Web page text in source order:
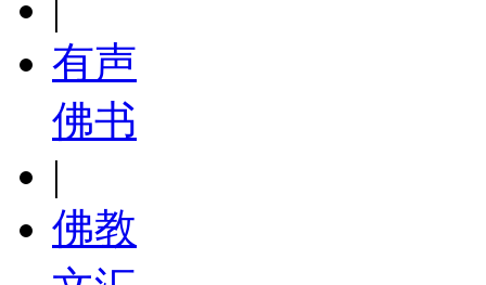
有声
佛书
|
佛教